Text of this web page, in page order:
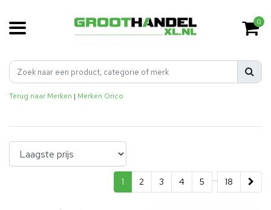
0
Terug naar Merken | Merken Orico
1 2 3 4 5 ... 18